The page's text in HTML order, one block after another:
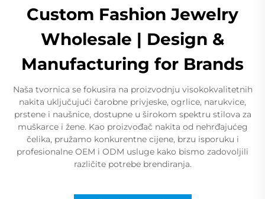
Custom Fashion Jewelry
Wholesale | Design &
Manufacturing for Brands
Naša tvornica se fokusira na proizvodnju visokokvalitetnih
nakita uključujući čarobne privjeske, ogrlice, narukvice,
prstene i naušnice, dostupne u širokom spektru stilova za
muškarce i žene. Kao proizvođač nakita od nehrđajućeg
čelika, pružamo konkurentne cijene, brzu isporuku i
profesionalne OEM i ODM usluge kako bismo zadovoljili
različite potrebe brendiranja.